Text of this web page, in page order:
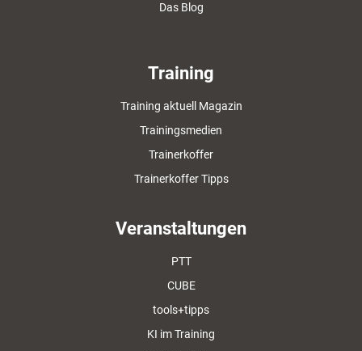
Das Blog
Training
Training aktuell Magazin
Trainingsmedien
Trainerkoffer
Trainerkoffer Tipps
Veranstaltungen
PTT
CUBE
tools+tipps
KI im Training